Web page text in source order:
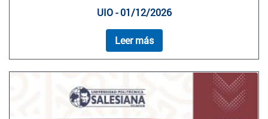
UIO - 01/12/2026
Leer más